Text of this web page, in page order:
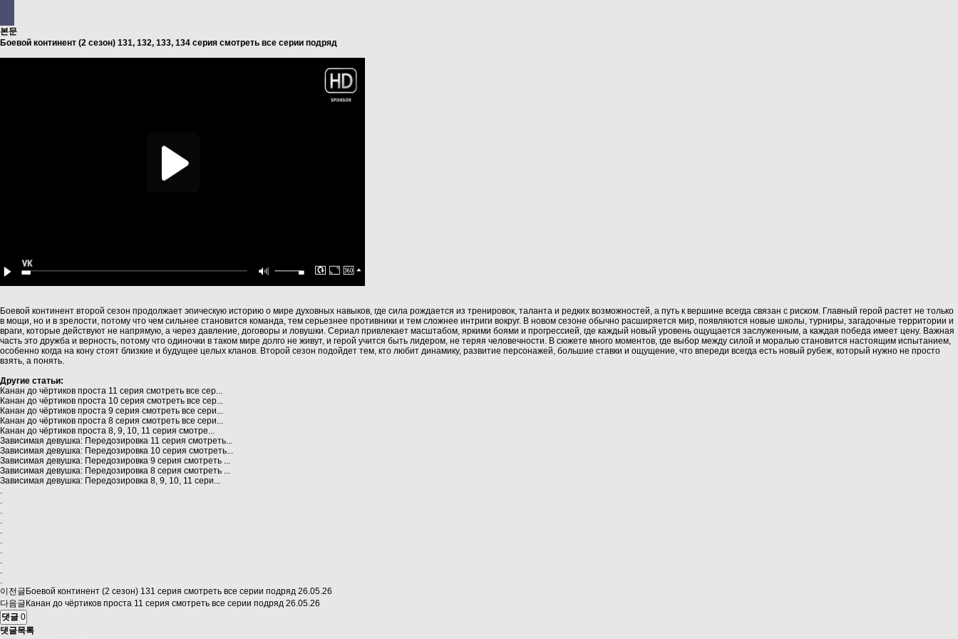
본문
Боевой континент (2 сезон) 131, 132, 133, 134 серия смотреть все серии подряд
Боевой континент второй сезон продолжает эпическую историю о мире духовных навыков, где сила рождается из тренировок, таланта и редких возможностей, а путь к вершине всегда связан с риском. Главный герой растет не только
в мощи, но и в зрелости, потому что чем сильнее становится команда, тем серьезнее противники и тем сложнее интриги вокруг. В новом сезоне обычно расширяется мир, появляются новые школы, турниры, загадочные территории и
враги, которые действуют не напрямую, а через давление, договоры и ловушки. Сериал привлекает масштабом, яркими боями и прогрессией, где каждый новый уровень ощущается заслуженным, а каждая победа имеет цену. Важная
часть это дружба и верность, потому что одиночки в таком мире долго не живут, и герой учится быть лидером, не теряя человечности. В сюжете много моментов, где выбор между силой и моралью становится настоящим испытанием,
особенно когда на кону стоят близкие и будущее целых кланов. Второй сезон подойдет тем, кто любит динамику, развитие персонажей, большие ставки и ощущение, что впереди всегда есть новый рубеж, который нужно не просто
взять, а понять.
Другие статьи:
Канан до чёртиков проста 11 серия смотреть все сер...
Канан до чёртиков проста 10 серия смотреть все сер...
Канан до чёртиков проста 9 серия смотреть все сери...
Канан до чёртиков проста 8 серия смотреть все сери...
Канан до чёртиков проста 8, 9, 10, 11 серия смотре...
Зависимая девушка: Передозировка 11 серия смотреть...
Зависимая девушка: Передозировка 10 серия смотреть...
Зависимая девушка: Передозировка 9 серия смотреть ...
Зависимая девушка: Передозировка 8 серия смотреть ...
Зависимая девушка: Передозировка 8, 9, 10, 11 сери...
.
.
.
.
.
.
.
.
.
.
이전글 Боевой континент (2 сезон) 131 серия смотреть все серии подряд 26.05.26
다음글 Канан до чёртиков проста 11 серия смотреть все серии подряд 26.05.26
댓글 0
댓글목록